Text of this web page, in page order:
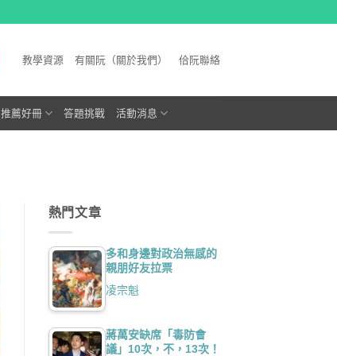
教學資源 有關阮（關於我們） 佮阮聯絡
推薦好冊 答題挑戰 活動消息
熱門文章
多和身邊對政治無感的
親朋好友拉票
凌宗魁
蔣萬安缺席「毒防會
議」10次，不，13次！